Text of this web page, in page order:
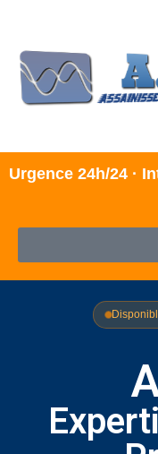
Urgence 24h/24 ·